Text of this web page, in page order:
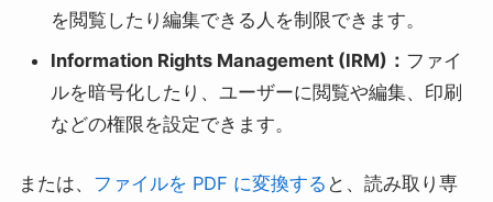
を閲覧したり編集できる人を制限できます。
Information Rights Management (IRM)： ファイ
ルを暗号化したり、ユーザーに閲覧や編集、印刷
などの権限を設定できます。
または、 ファイルを PDF に変換する と、読み取り専